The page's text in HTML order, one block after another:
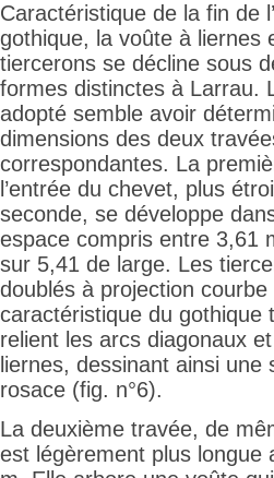
Caractéristique de la fin de
gothique, la voûte à liernes
tiercerons se décline sous
formes distinctes à Larrau.
adopté semble avoir
dimensions des deux
correspondantes. La
l’entrée du chevet, plus
seconde, se développe
espace compris entre 3,61
sur 5,41 de large. Les
doublés à projection courbe
caractéristique du gothique
relient les arcs diagonaux
liernes, dessinant ainsi une
rosace (fig. n°6).
La deuxième travée, de
est légèrement plus longue